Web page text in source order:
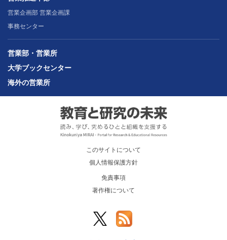
営業企画部 営業企画課
事務センター
営業部・営業所
大学ブックセンター
海外の営業所
このサイトについて
個人情報保護方針
免責事項
著作権について